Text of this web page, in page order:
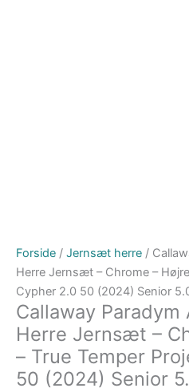
Forside / Jernsæt herre /
Herre Jernsæt – Chrome –
Cypher 2.0 50 (2024) Senior
Callaway Paradym
Herre Jernsæt –
– True Temper
50 (2024) Senior